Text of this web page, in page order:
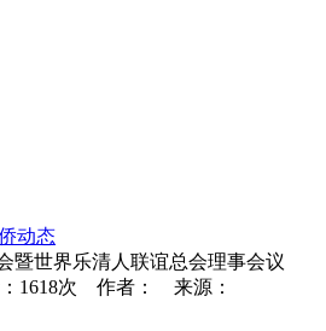
动态
暨世界乐清人联谊总会理事会议
：1618次 作者： 来源：